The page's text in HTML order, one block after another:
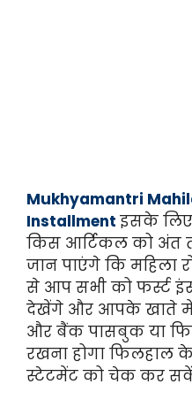
Mukhyamantri
Installment इसके
किस आर्टिकल को अंत
जान पाएंगे कि महिला
से आप सभी को फर्स्ट
देखेंगे और आपके खाते में
और बैंक पासबुक या
रखना होगा फिलहाल
स्टेटमेंट को चेक कर